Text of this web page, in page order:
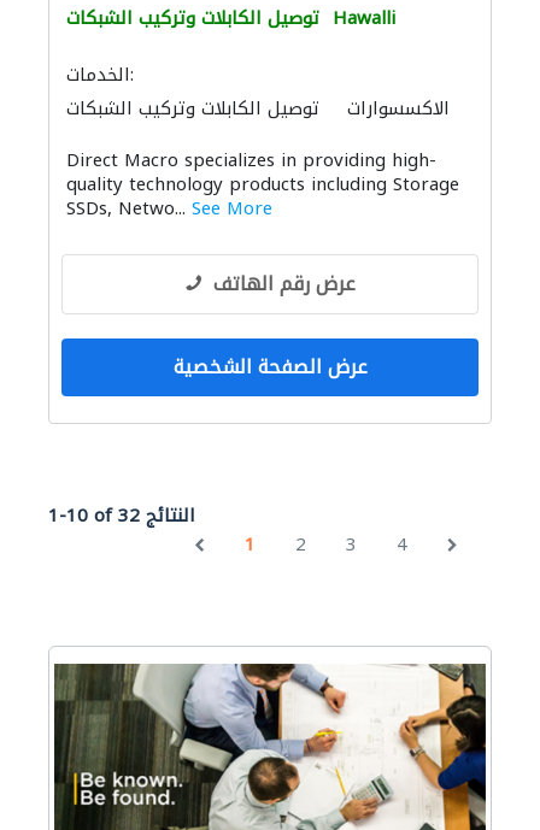
توصيل الكابلات وتركيب الشبكات Hawalli
الخدمات:
توصيل الكابلات وتركيب الشبكات
الاكسسوارات
Direct Macro specializes in providing high-
quality technology products including Storage
SSDs, Netwo... See More
عرض رقم الهاتف
عرض الصفحة الشخصية
1-10 of 32 النتائج
1
2 3 4